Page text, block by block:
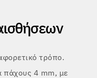
τρόπο.
πάχους 4 mm, με